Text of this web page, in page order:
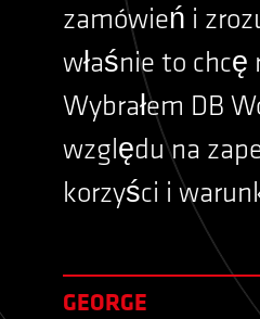
zamówień i
właśnie to chcę
Wybrałem DB
względu na
korzyści i
GEORGE